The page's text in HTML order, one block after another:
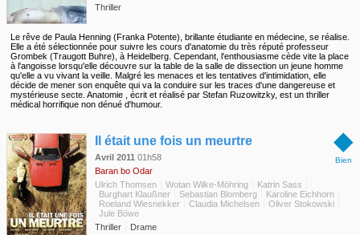
Thriller
Le rêve de Paula Henning (Franka Potente), brillante étudiante en médecine, se réalise.
Elle a été sélectionnée pour suivre les cours d'anatomie du très réputé professeur
Grombek (Traugott Buhre), à Heidelberg. Cependant, l'enthousiasme cède vite la place
à l'angoisse lorsqu'elle découvre sur la table de la salle de dissection un jeune homme
qu'elle a vu vivant la veille. Malgré les menaces et les tentatives d'intimidation, elle
décide de mener son enquête qui va la conduire sur les traces d'une dangereuse et
mystérieuse secte. Anatomie , écrit et réalisé par Stefan Ruzowitzky, est un thriller
médical horrifique non dénué d'humour.
◆
Bien
Il était une fois un meurtre
Avril 2011 01h58
Baran bo Odar
Ulrich Thomsen
Wotan Wilke-Möhring
Katrin Sass
Burghart Klaußner
Sebastian Blomberg
Karoline Eichhorn
Roeland Wiesnekker
Claudia Michelsen
Oliver Stokowski
Jule Böwe
Thriller
Drame